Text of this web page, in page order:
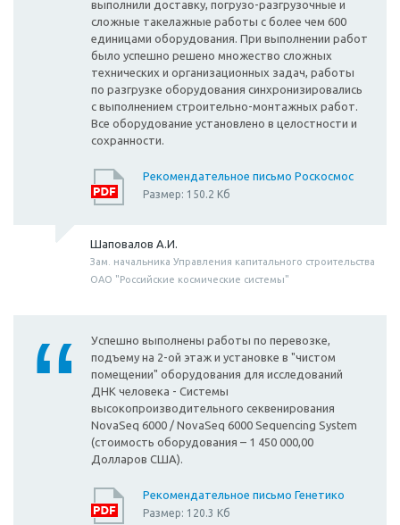
выполнили доставку, погрузо-разгрузочные и
сложные такелажные работы с более чем 600
единицами оборудования. При выполнении работ
было успешно решено множество сложных
технических и организационных задач, работы
по разгрузке оборудования синхронизировались
с выполнением строительно-монтажных работ.
Все оборудование установлено в целостности и
сохранности.
Рекомендательное письмо Роскосмос
Размер: 150.2 Кб
Шаповалов А.И.
Зам. начальника Управления капитального строительства
ОАО "Российские космические системы"
Успешно выполнены работы по перевозке,
подъему на 2-ой этаж и установке в "чистом
помещении" оборудования для исследований
ДНК человека - Системы
высокопроизводительного секвенирования
NovaSeq 6000 / NovaSeq 6000 Sequencing System
(стоимость оборудования – 1 450 000,00
Долларов США).
Рекомендательное письмо Генетико
Размер: 120.3 Кб